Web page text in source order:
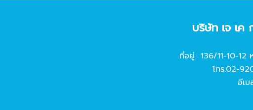
บริษัท เจ เค
ที่อยู่ 136/11-10-12
โทร.02-
อีเม